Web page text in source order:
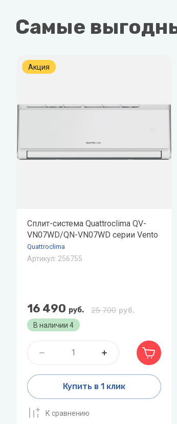
Zilon
Самые
Акция
Сплит-система Quattroclima QV-
VN07WD/QN-VN07WD серии Vento
Quattroclima
Артикул: 256755
В наличии4
25 700 руб.
16 490 руб.
Купить в 1 клик
К сравнению